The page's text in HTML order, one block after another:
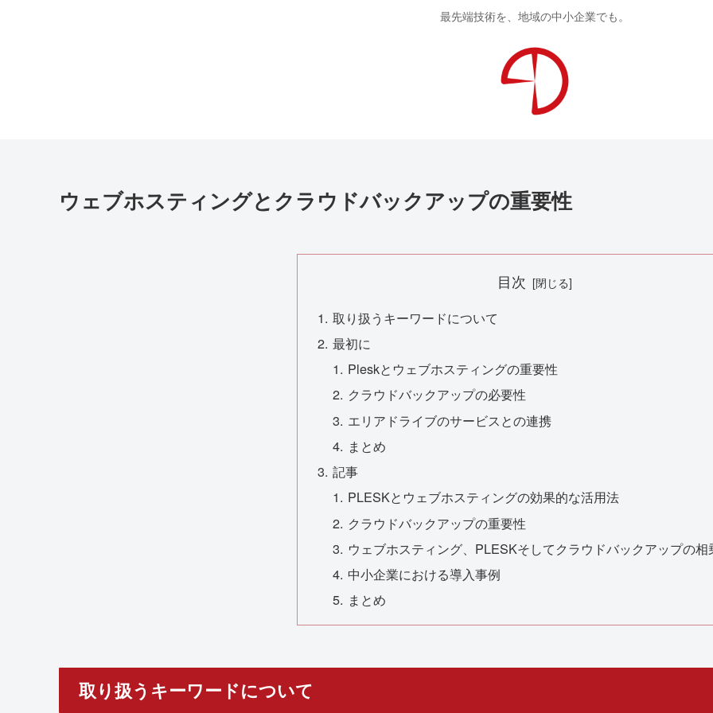
最先端技術を、地域の中小企業でも。
ウェブホスティングとクラウドバックアップの重要性
目次
取り扱うキーワードについて
最初に
Pleskとウェブホスティングの重要性
クラウドバックアップの必要性
エリアドライブのサービスとの連携
まとめ
記事
PLESKとウェブホスティングの効果的な活用法
クラウドバックアップの重要性
ウェブホスティング、PLESKそしてクラウドバックアップの相
中小企業における導入事例
まとめ
取り扱うキーワードについて